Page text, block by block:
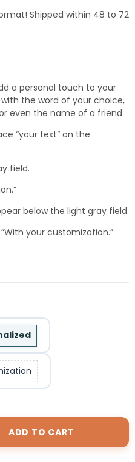
Shipped within 48 to 72
a personal touch to your
the word of your choice,
even the name of a friend.
“your text” on the
field.
below the light gray field.
your customization.”
ADD TO CART